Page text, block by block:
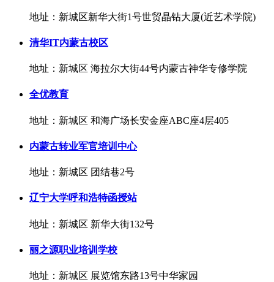
地址：新城区新华大街1号世贸晶钻大厦(近艺术学院)
清华IT内蒙古校区
地址：新城区 海拉尔大街44号内蒙古神华专修学院
全优教育
地址：新城区 和海广场长安金座ABC座4层405
内蒙古转业军官培训中心
地址：新城区 团结巷2号
辽宁大学呼和浩特函授站
地址：新城区 新华大街132号
丽之源职业培训学校
地址：新城区 展览馆东路13号中华家园